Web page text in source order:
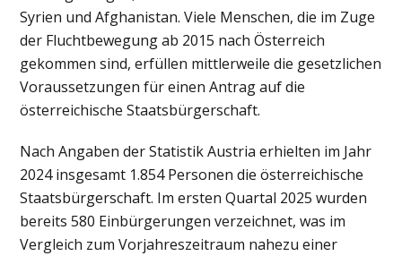
Syrien und Afghanistan. Viele Menschen, die im Zuge
der Fluchtbewegung ab 2015 nach Österreich
gekommen sind, erfüllen mittlerweile die gesetzlichen
Voraussetzungen für einen Antrag auf die
österreichische Staatsbürgerschaft.
Nach Angaben der Statistik Austria erhielten im Jahr
2024 insgesamt 1.854 Personen die österreichische
Staatsbürgerschaft. Im ersten Quartal 2025 wurden
bereits 580 Einbürgerungen verzeichnet, was im
Vergleich zum Vorjahreszeitraum nahezu einer